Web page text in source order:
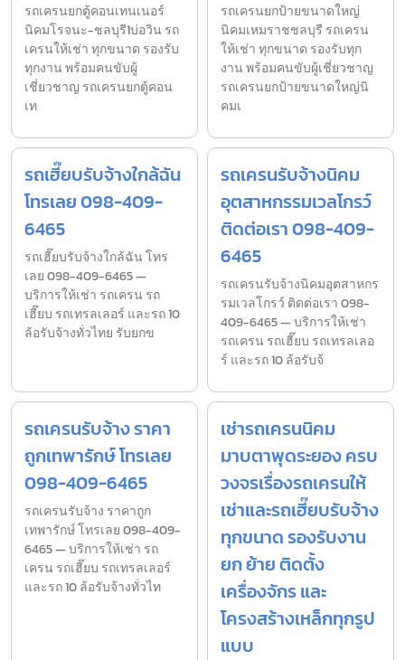
รถเครนยกตู้คอนเทนเนอร์
นิคมโรจนะ-ชลบุรี1บ่อวิน รถ
เครนให้เช่า ทุกขนาด รองรับ
ทุกงาน พร้อมคนขับผู้
เชี่ยวชาญ รถเครนยกตู้คอน
เท
รถเครนยกป้ายขนาดใหญ่
นิคมเหมราชชลบุรี รถเครน
ให้เช่า ทุกขนาด รองรับทุก
งาน พร้อมคนขับผู้เชี่ยวชาญ
รถเครนยกป้ายขนาดใหญ่นิ
คมเ
รถเฮี๊ยบรับจ้างใกล้ฉัน
โทรเลย 098-409-
6465
รถเฮี๊ยบรับจ้างใกล้ฉัน โทร
เลย 098-409-6465 —
บริการให้เช่า รถเครน รถ
เฮี๊ยบ รถเทรลเลอร์ และรถ 10
ล้อรับจ้างทั่วไทย รับยกข
รถเครนรับจ้างนิคม
อุตสาหกรรมเวลโกรว์
ติดต่อเรา 098-409-
6465
รถเครนรับจ้างนิคมอุตสาหกร
รมเวลโกรว์ ติดต่อเรา 098-
409-6465 — บริการให้เช่า
รถเครน รถเฮี๊ยบ รถเทรลเลอ
ร์ และรถ 10 ล้อรับจ้
รถเครนรับจ้าง ราคา
ถูกเทพารักษ์ โทรเลย
098-409-6465
รถเครนรับจ้าง ราคาถูก
เทพารักษ์ โทรเลย 098-409-
6465 — บริการให้เช่า รถ
เครน รถเฮี๊ยบ รถเทรลเลอร์
และรถ 10 ล้อรับจ้างทั่วไท
เช่ารถเครนนิคม
มาบตาพุดระยอง ครบ
วงจรเรื่องรถเครนให้
เช่าและรถเฮี๊ยบรับจ้าง
ทุกขนาด รองรับงาน
ยก ย้าย ติดตั้ง
เครื่องจักร และ
โครงสร้างเหล็กทุกรูป
แบบ